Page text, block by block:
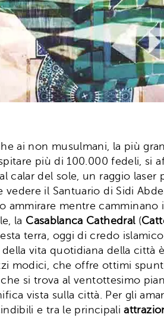
ai non musulmani, la più
più di 100.000 fedeli, si
calar del sole, un raggio laser
il Santuario di Sidi
ammirare mentre camminano
la Casablanca Cathedral (
terra, oggi di credo
vita quotidiana della città è
modici, che offre ottimi
si trova al ventottesimo
vista sulla città. Per gli
e tra le principali